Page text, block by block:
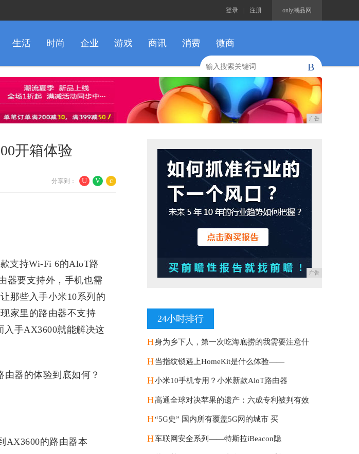
only潮品网
登录 注册
生活 时尚 企业 游戏 商讯 消费 微商
B
广告
开箱体验
U V c
分享到：
支持Wi-Fi 6的AloT路
器要支持外，手机也需
那些入手小米10系列的
家里的路由器不支持
手AX3600就能解决这
器的体验到底如何？
AX3600的路由器本
广告
24小时排行
H身为乡下人，第一次吃海底捞的我需要注意什
H当指纹锁遇上HomeKit是什么体验——
H小米10手机专用？小米新款AloT路由器
H高通全球对决苹果的遗产：六成专利被判有效
H“5G史” 国内所有覆盖5G网的城市 买
H车联网安全系列——特斯拉iBeacon隐